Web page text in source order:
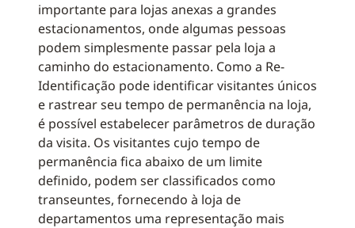
importante para lojas anexas a grandes
estacionamentos, onde algumas pessoas
podem simplesmente passar pela loja a
caminho do estacionamento. Como a Re-
Identificação pode identificar visitantes únicos
e rastrear seu tempo de permanência na loja,
é possível estabelecer parâmetros de duração
da visita. Os visitantes cujo tempo de
permanência fica abaixo de um limite
definido, podem ser classificados como
transeuntes, fornecendo à loja de
departamentos uma representação mais